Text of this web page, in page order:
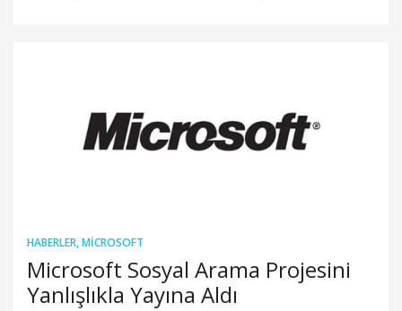
HABERLER,MICROSOFT
Microsoft Sosyal Arama Projesini
Yanlışlıkla Yayına Aldı